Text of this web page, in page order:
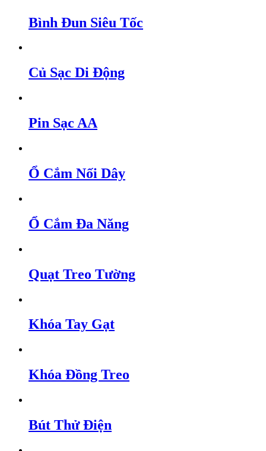
Bình Đun Siêu Tốc
Củ Sạc Di Động
Pin Sạc AA
Ổ Cắm Nối Dây
Ổ Cắm Đa Năng
Quạt Treo Tường
Khóa Tay Gạt
Khóa Đồng Treo
Bút Thử Điện